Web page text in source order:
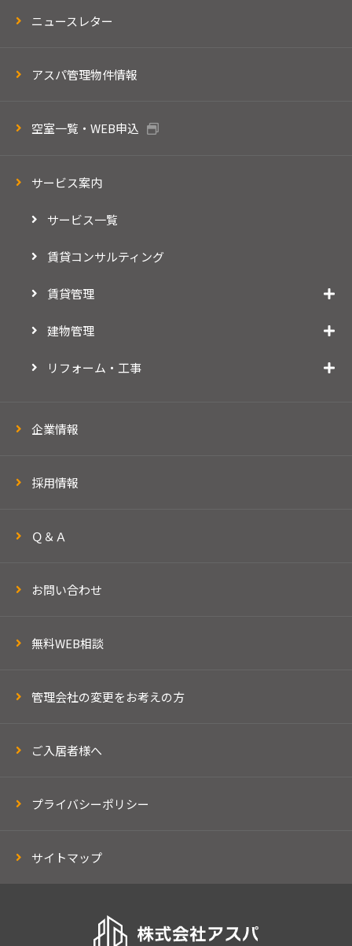
ニュースレター
アスパ管理物件情報
空室一覧・WEB申込
サービス案内
サービス一覧
賃貸コンサルティング
賃貸管理
建物管理
リフォーム・工事
企業情報
採用情報
Ｑ＆Ａ
お問い合わせ
無料WEB相談
管理会社の変更をお考えの方
ご入居者様へ
プライバシーポリシー
サイトマップ